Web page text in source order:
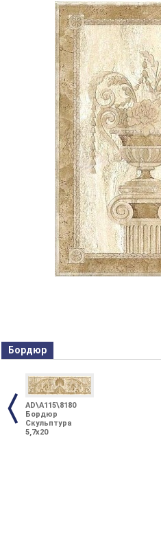
Бордюр
AD\A115\8180
Бордюр
Скульптура
5,7х20